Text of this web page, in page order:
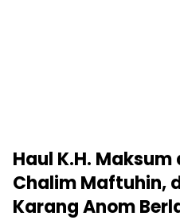
Haul K.H. Maksum
Chalim Maftuhin,
Karang Anom